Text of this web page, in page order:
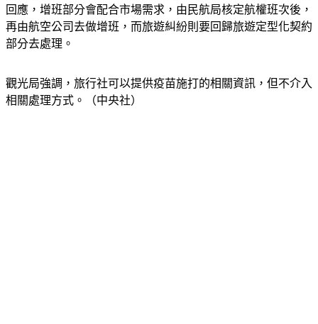
至於未來是否會增班或者出現旅遊糾紛時該如何處理，觀光局
回應，增班部分會配合市場需求，由民航局核定航權班次後，
再由航空公司去做增班，而旅遊糾紛則要回歸旅遊定型化契約
觀光局強調，旅行社可以提供疫苗施打的相關資訊，但不介入